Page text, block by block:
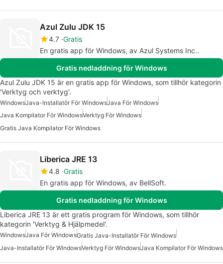
Azul Zulu JDK 15
4.7 Gratis
En gratis app för Windows, av Azul Systems Inc..
Gratis nedladdning för Windows
Azul Zulu JDK 15 är en gratis app för Windows, som tillhör kategorin
'Verktyg och verktyg'.
WindowsJava-Installatör För WindowsJava För Windows
Java Kompilator För WindowsVerktyg För Windows
Gratis Java Kompilator För Windows
Liberica JRE 13
4.8 Gratis
En gratis app för Windows, av BellSoft.
Gratis nedladdning för Windows
Liberica JRE 13 är ett gratis program för Windows, som tillhör
kategorin 'Verktyg & Hjälpmedel'.
WindowsJava För WindowsGratis Java-Installatör För Windows
Java-Installatör För WindowsVerktyg För WindowsJava Kompilator För Windows